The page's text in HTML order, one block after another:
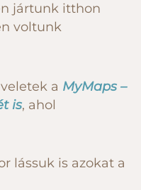
jártunk itthon
voltunk
a MyMaps –
is, ahol
lássuk is azokat a